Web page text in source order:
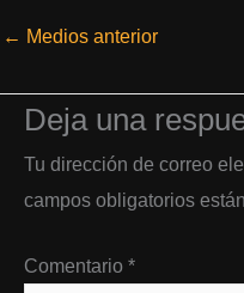
← Medios anterior
Deja una
Tu dirección de correo
campos obligatorios
Comentario *